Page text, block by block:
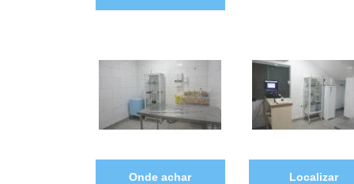
Onde achar
Localizar